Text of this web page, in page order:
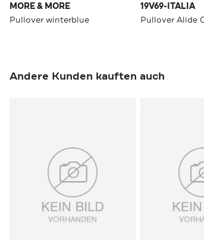
MORE & MORE
Pullover winterblue
19V69-ITALIA
Pullover Alide
Andere Kunden kauften auch